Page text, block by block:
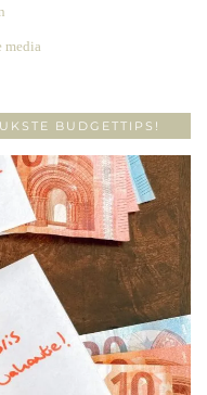
media
BUDGETTIPS!